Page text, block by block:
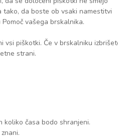
da boste ob vsaki namestitvi
vašega brskalnika.
vsi piškotki. Če v brskalniku
strani.
koliko časa bodo shranjeni.